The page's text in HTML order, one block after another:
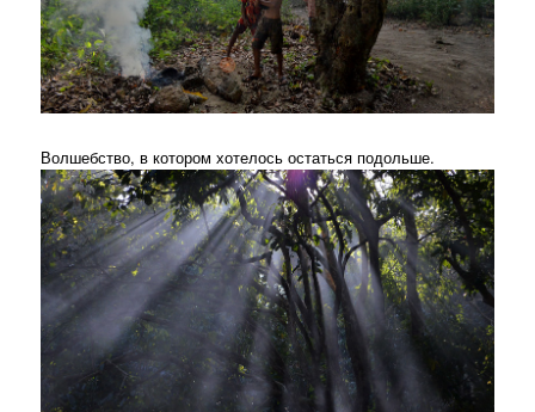
Волшебство, в котором хотелось остаться подольше.